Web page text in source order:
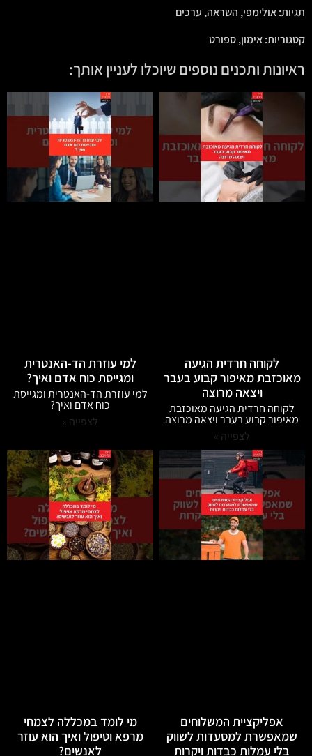
תגיות:אולימפי, השראה, ערכים
קטגוריות:אימון,ספורט
ראיונות ותכנים נוספים שיוכלו לעניין אותך:
לקוחה חרדית הגיעה
מאוכזבת מאיפור קבוע בעבר
ויצאה מרוצה
לקוחה חרדית הגיעה מאוכזבת
מאיפור קבוע בעבר ויצאה מרוצה
לצפייה »
למי עוזרת הד-האנטרית
ומגייסת כוח אדם ואיך?
למי עוזרת הד-האנטרית ומגייסת
כוח אדם ואיך?
לצפייה »
אפליקציית המשלוחים
שמאפשרת למסעדות לשווק
בלי עמלות כבדות ויקרות
מי לומד במכללה לצמחי
מרפא וטיפול ואיך הוא עוזר
לאנשים?